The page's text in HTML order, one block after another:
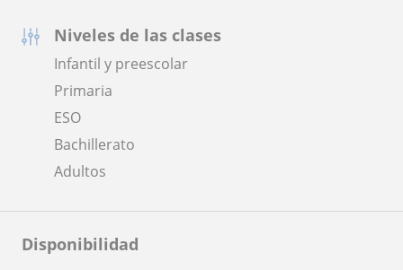
Niveles de las clases
Infantil y preescolar
Primaria
ESO
Bachillerato
Adultos
Disponibilidad